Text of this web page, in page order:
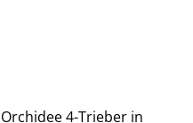
Orchidee 4-Trieber in